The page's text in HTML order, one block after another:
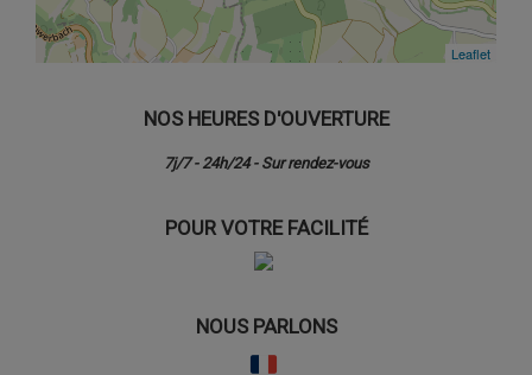
Leaflet
Leaflet
NOS HEURES D'OUVERTURE
7j/7 - 24h/24 - Sur rendez-vous
POUR VOTRE FACILITÉ
NOUS PARLONS